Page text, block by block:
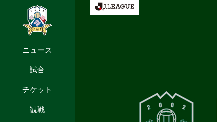
ニュース
試合
チケット
観戦